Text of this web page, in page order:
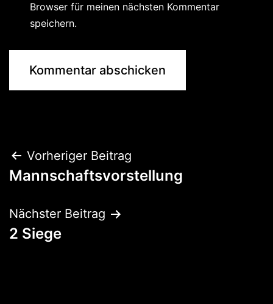
Browser für meinen nächsten Kommentar
speichern.
Beitragsnavigation
Vorheriger Beitrag
Mannschaftsvorstellung
Nächster Beitrag
2 Siege